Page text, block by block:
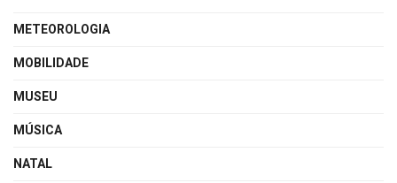
METEOROLOGIA
MOBILIDADE
MUSEU
MÚSICA
NATAL